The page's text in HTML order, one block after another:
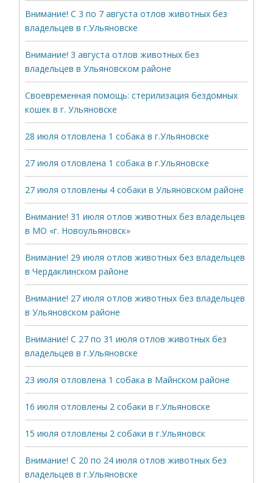
Внимание! С 3 по 7 августа отлов животных без
владельцев в г.Ульяновске
Внимание! 3 августа отлов животных без
владельцев в Ульяновском районе
Своевременная помощь: стерилизация бездомных
кошек в г. Ульяновске
28 июля отловлена 1 собака в г.Ульяновске
27 июля отловлена 1 собака в г.Ульяновске
27 июля отловлены 4 собаки в Ульяновском районе
Внимание! 31 июля отлов животных без владельцев
в МО «г. Новоульяновск»
Внимание! 29 июля отлов животных без владельцев
в Чердаклинском районе
Внимание! 27 июля отлов животных без владельцев
в Ульяновском районе
Внимание! С 27 по 31 июля отлов животных без
владельцев в г.Ульяновске
23 июля отловлена 1 собака в Майнском районе
16 июля отловлены 2 собаки в г.Ульяновске
15 июля отловлены 2 собаки в г.Ульяновск
Внимание! С 20 по 24 июля отлов животных без
владельцев в г.Ульяновске